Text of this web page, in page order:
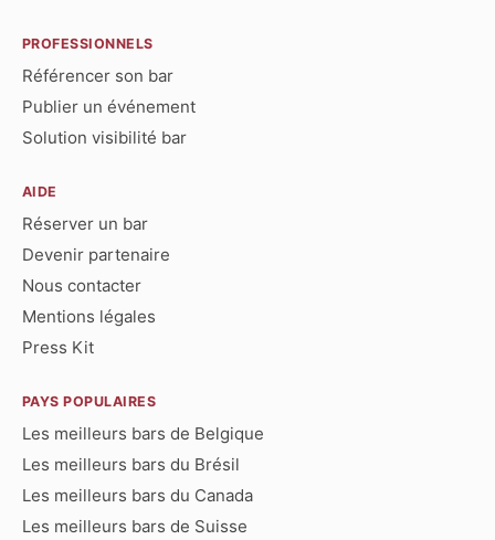
PROFESSIONNELS
Référencer son bar
Publier un événement
Solution visibilité bar
AIDE
Réserver un bar
Devenir partenaire
Nous contacter
Mentions légales
Press Kit
PAYS POPULAIRES
Les meilleurs bars de Belgique
Les meilleurs bars du Brésil
Les meilleurs bars du Canada
Les meilleurs bars de Suisse